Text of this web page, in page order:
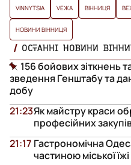
VINNYTSIA VЕЖА ВІННИЦЯ
НОВИНИ ВІННИЦЯ
ОСТАННІ НОВИНИ
156 бойових зіткнень
зведення Генштабу та
добу
Як майстру краси
професійних
21:23
Гастрономічна
частиною міської їжі
21:17